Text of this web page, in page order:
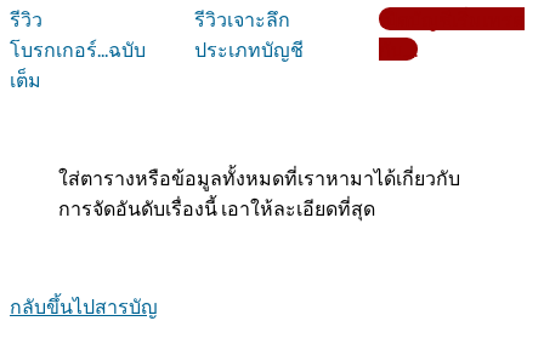
รีวิว
โบรกเกอร์...ฉบับ
เต็ม
รีวิวเจาะลึก
ประเภทบัญชี
เปิดบัญชีเริ่มเทรด
กับ....
ใส่ตารางหรือข้อมูลทั้งหมดที่เราหามาได้เกี่ยวกับ
การจัดอันดับเรื่องนี้ เอาให้ละเอียดที่สุด
กลับขึ้นไปสารบัญ